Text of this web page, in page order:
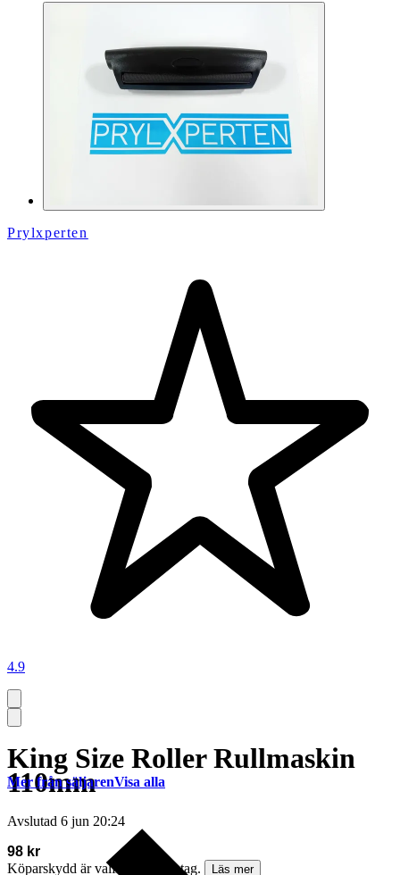
Prylxperten
4.9
King Size Roller Rullmaskin
110mm
Avslutad 6 jun 20:24
98 kr
Köparskydd är valfritt hos företag.
Läs mer
Mer från säljarenVisa alla